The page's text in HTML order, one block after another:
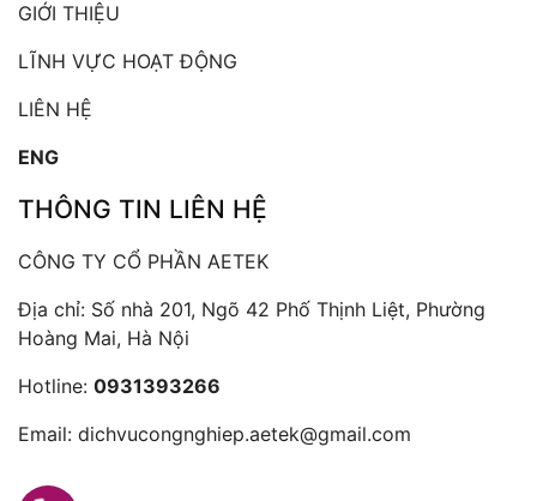
GIỚI THIỆU
LĨNH VỰC HOẠT ĐỘNG
LIÊN HỆ
ENG
THÔNG TIN LIÊN HỆ
CÔNG TY CỔ PHẦN AETEK
Địa chỉ: Số nhà 201, Ngõ 42 Phố Thịnh Liệt, Phường
Hoàng Mai, Hà Nội
Hotline: 0931393266
Email: dichvucongnghiep.aetek@gmail.com